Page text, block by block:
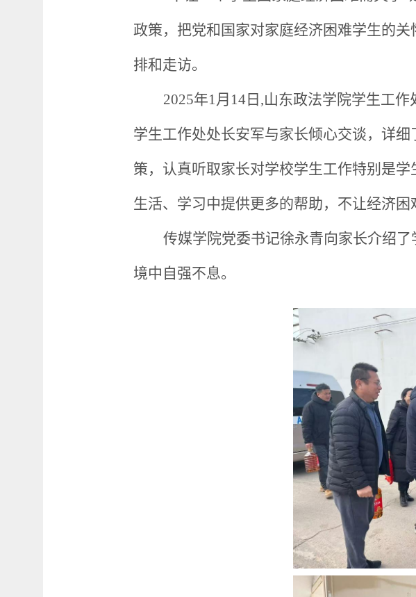
政策，把党和国家对家庭经济困难学生的
排和走访。
2025年1月14日,山东政法学院学生工
学生工作处处长安军与家长倾心交谈，详
策，认真听取家长对学校学生工作特别是
生活、学习中提供更多的帮助，不让经济困
传媒学院党委书记徐永青向家长介绍
境中自强不息。